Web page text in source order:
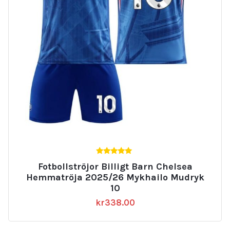
av 5
Fotbollströjor Billigt Barn Chelsea
Hemmatröja 2025/26 Mykhailo Mudryk
10
kr338.00